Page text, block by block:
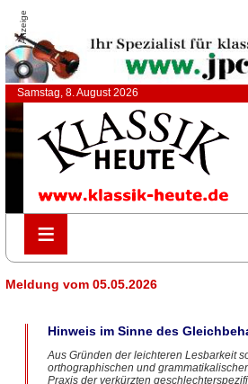
Anzeige
Samstag, 8. August 2026
≡
≡
Meldung vom 05.05.2026
Hinweis im Sinne des
Aus Gründen der leichteren Lesbarkeit
orthographischen und
Praxis der verkürzten